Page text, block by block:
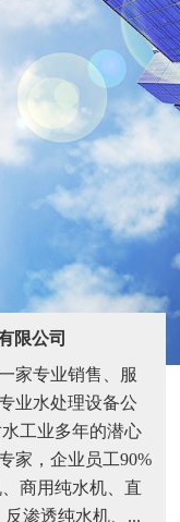
限公司
家专业销售、服
业水处理设备公
工业多年的潜心
家，企业员工90%
商用纯水机、直
渗透纯水机、...